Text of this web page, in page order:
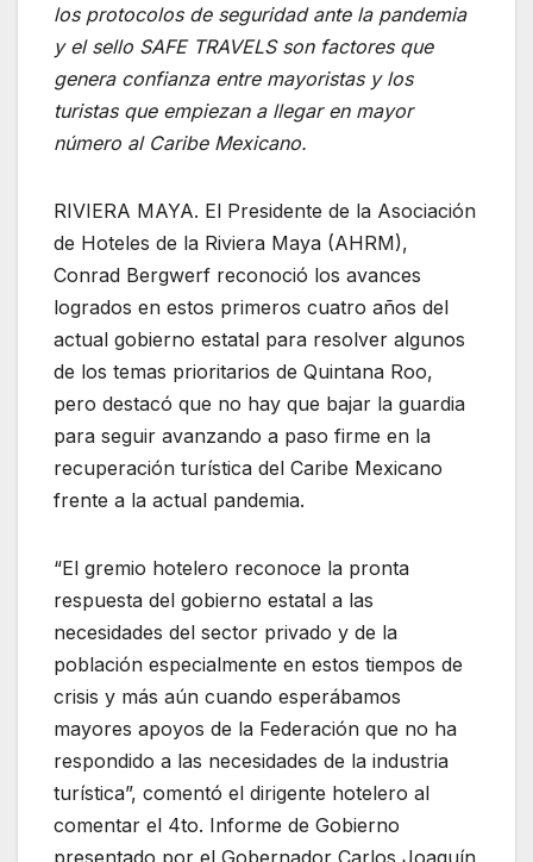
los protocolos de seguridad ante la pandemia
y el sello SAFE TRAVELS son factores que
genera confianza entre mayoristas y los
turistas que empiezan a llegar en mayor
número al Caribe Mexicano.
RIVIERA MAYA. El Presidente de la Asociación
de Hoteles de la Riviera Maya (AHRM),
Conrad Bergwerf reconoció los avances
logrados en estos primeros cuatro años del
actual gobierno estatal para resolver algunos
de los temas prioritarios de Quintana Roo,
pero destacó que no hay que bajar la guardia
para seguir avanzando a paso firme en la
recuperación turística del Caribe Mexicano
frente a la actual pandemia.
“El gremio hotelero reconoce la pronta
respuesta del gobierno estatal a las
necesidades del sector privado y de la
población especialmente en estos tiempos de
crisis y más aún cuando esperábamos
mayores apoyos de la Federación que no ha
respondido a las necesidades de la industria
turística”, comentó el dirigente hotelero al
comentar el 4to. Informe de Gobierno
presentado por el Gobernador Carlos Joaquín